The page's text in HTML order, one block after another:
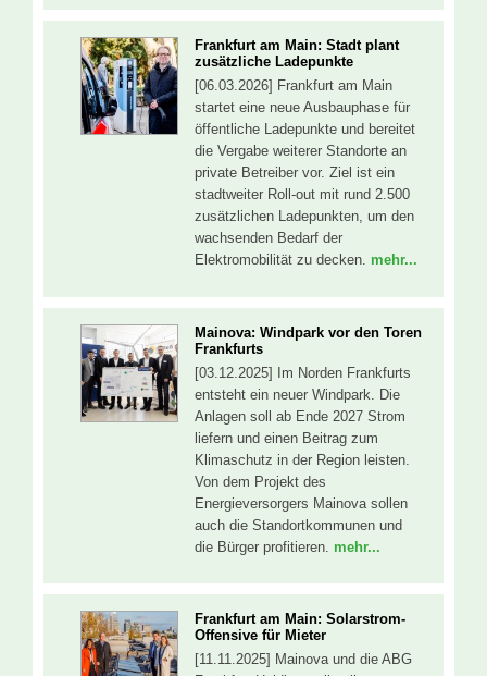
Frankfurt am Main: Stadt plant
zusätzliche Ladepunkte
[06.03.2026] Frankfurt am Main
startet eine neue Ausbauphase für
öffentliche Ladepunkte und bereitet
die Vergabe weiterer Standorte an
private Betreiber vor. Ziel ist ein
stadtweiter Roll-out mit rund 2.500
zusätzlichen Ladepunkten, um den
wachsenden Bedarf der
Elektromobilität zu decken. mehr...
Mainova: Windpark vor den Toren
Frankfurts
[03.12.2025] Im Norden Frankfurts
entsteht ein neuer Windpark. Die
Anlagen soll ab Ende 2027 Strom
liefern und einen Beitrag zum
Klimaschutz in der Region leisten.
Von dem Projekt des
Energieversorgers Mainova sollen
auch die Standortkommunen und
die Bürger profitieren. mehr...
Frankfurt am Main: Solarstrom-
Offensive für Mieter
[11.11.2025] Mainova und die ABG